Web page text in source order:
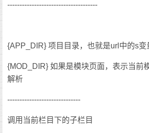
-------------------------------------
{APP_DIR} 项目目录，也就是url中的s变
{MOD_DIR} 如果是模块页面，表示当前
解析
------------------------------
调用当前栏目下的子栏目